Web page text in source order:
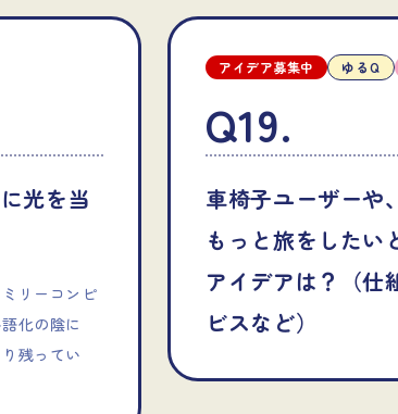
光を当
リーコンピ
化の陰に
残ってい
アイデア募集中 ゆるQ
Q19.
車椅子ユーザーや
もっと旅をしたい
アイデアは？（仕
ビスなど）